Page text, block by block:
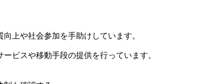
上や社会参加を手助けしています。
ビスや移動手段の提供を行っています。